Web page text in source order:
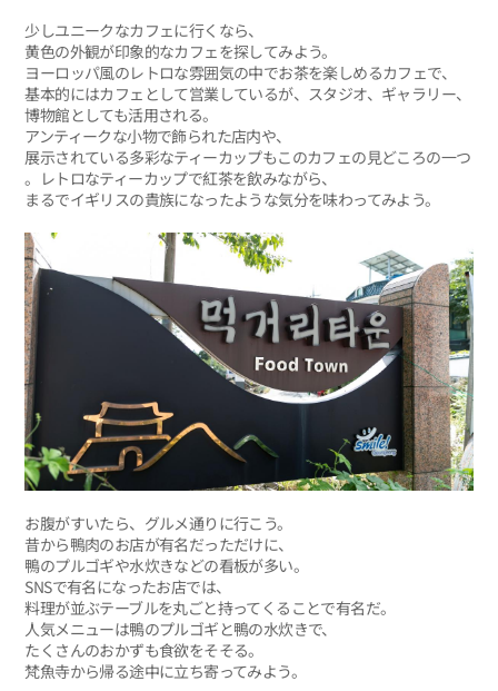
少しユニークなカフェに行くなら、
黄色の外観が印象的なカフェを探してみよう。
ヨーロッパ風のレトロな雰囲気の中でお茶を楽しめるカフェで、
基本的にはカフェとして営業しているが、スタジオ、ギャラリー、
博物館としても活用される。
アンティークな小物で飾られた店内や、
展示されている多彩なティーカップもこのカフェの見どころの一つ
。レトロなティーカップで紅茶を飲みながら、
まるでイギリスの貴族になったような気分を味わってみよう。
お腹がすいたら、グルメ通りに行こう。
昔から鴨肉のお店が有名だっただけに、
鴨のプルゴギや水炊きなどの看板が多い。
SNSで有名になったお店では、
料理が並ぶテーブルを丸ごと持ってくることで有名だ。
人気メニューは鴨のプルゴギと鴨の水炊きで、
たくさんのおかずも食欲をそそる。
梵魚寺から帰る途中に立ち寄ってみよう。